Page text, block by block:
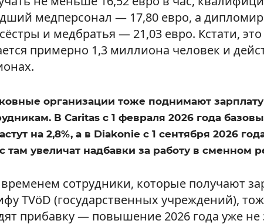
медперсонал — 17,80 евро, а
и медбратья — 21,03 евро. Кстати,
примерно 1,3 миллиона человек и
организации тоже поднимают
В Caritas с 1 февраля 2026 года
на 2,8%, а в Diakonie с 1 сентября 2026
там увеличат надбавки за работу в сменном
сотрудники, которые получают
TVöD (государственных учреждений),
прибавку — повышение 2026 года уже не